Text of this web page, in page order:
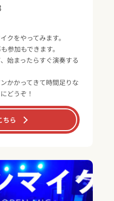
をやってみます。
参加もできます。
始まったらすぐ演奏する
かかってきて時間足りな
どうぞ！
ちら